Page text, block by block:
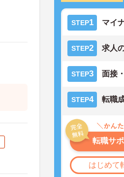
STEP1 マイ
STEP2 求人
STEP3 面接
STEP4 転職
転職サ
はじめて